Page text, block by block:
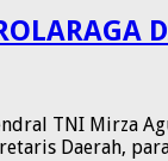
TNI Mirza
Daerah,